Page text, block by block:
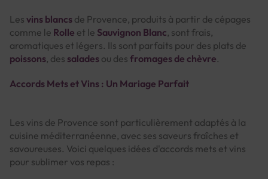
Les vins blancs de Provence, produits à partir de cépages
comme le Rolle et le Sauvignon Blanc, sont frais,
aromatiques et légers. Ils sont parfaits pour des plats de
poissons, des salades ou des fromages de chèvre.
Accords Mets et Vins : Un Mariage Parfait
Les vins de Provence sont particulièrement adaptés à la
cuisine méditerranéenne, avec ses saveurs fraîches et
savoureuses. Voici quelques idées d'accords mets et vins
pour sublimer vos repas :